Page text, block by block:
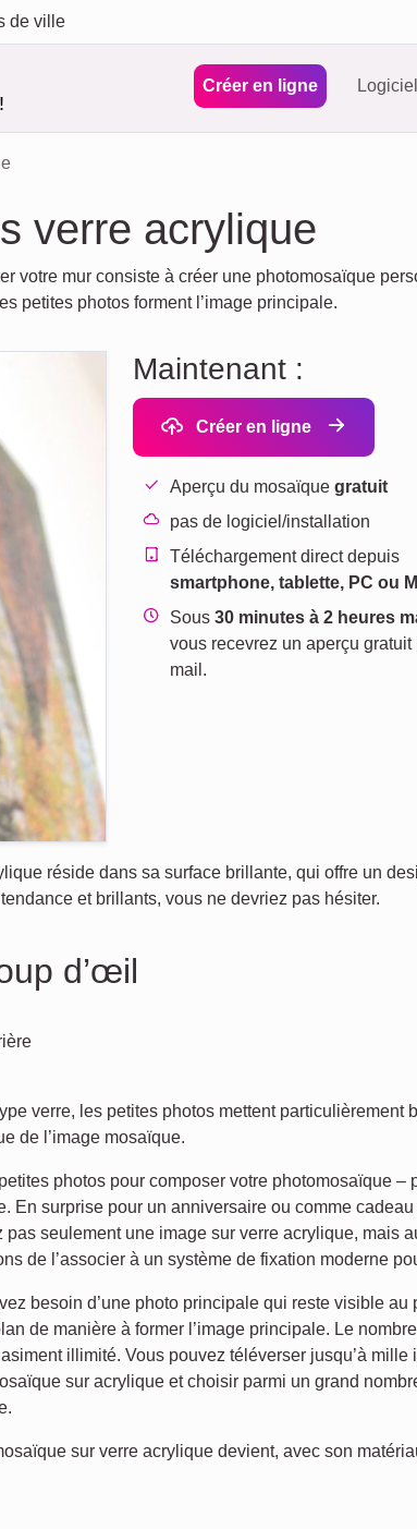
de ville
Créer en ligne Logiciel
verre acrylique
votre mur consiste à créer une photomosaïque
petites photos forment l’image principale.
Maintenant :
Créer en ligne
Aperçu du mosaïquegratuit
pas de logiciel/installation
Téléchargement direct depuis
smartphone, tablette, PC ou
Sous30 minutes à 2 heures
vous recevrez un aperçu gratuit
mail.
réside dans sa surface brillante, qui offre un
et brillants, vous ne devriez pas hésiter.
d’œil
verre, les petites photos mettent particulièrement
de l’image mosaïque.
photos pour composer votre photomosaïque –
En surprise pour un anniversaire ou comme
pas seulement une image sur verre acrylique,
de l’associer à un système de fixation moderne
besoin d’une photo principale qui reste visible
de manière à former l’image principale. Le
illimité. Vous pouvez téléverser jusqu’à
sur acrylique et choisir parmi un grand
sur verre acrylique devient, avec son